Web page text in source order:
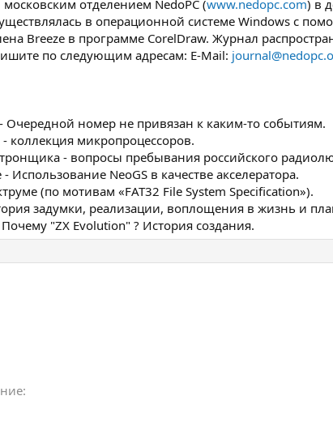
отделением NedoPC (www.nedopc.com) в
в операционной системе Windows с
Breeze в программе CorelDraw. Журнал
по следующим адресам: E-Mail:
Очередной номер не привязан к каким-то событиям.
коллекция микропроцессоров.
- вопросы пребывания российского
NeoGS в качестве акселератора.
(по мотивам «FAT32 File System Specification»).
задумки, реализации, воплощения в жизнь и
"ZX Evolution" ? История создания.